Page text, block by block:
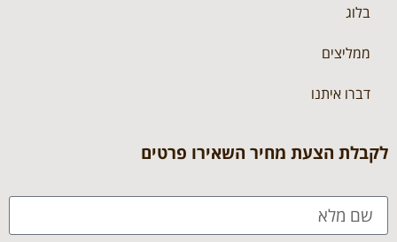
בלוג
ממליצים
דברו איתנו
לקבלת הצעת מחיר השאירו פרטים